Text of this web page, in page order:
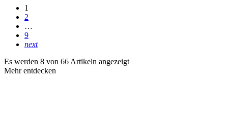
1
2
…
9
next
Es werden 8 von 66 Artikeln angezeigt
Mehr entdecken